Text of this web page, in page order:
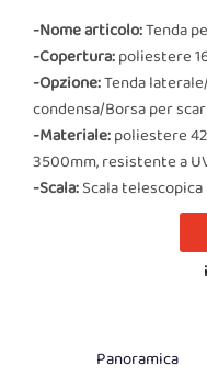
-Nome articolo:Tenda
-Copertura:poliestere
-Opzione:Tenda
condensa/Borsa per
-Materiale:poliestere
3500mm, resistente a
-Scala:Scala
Panoramica